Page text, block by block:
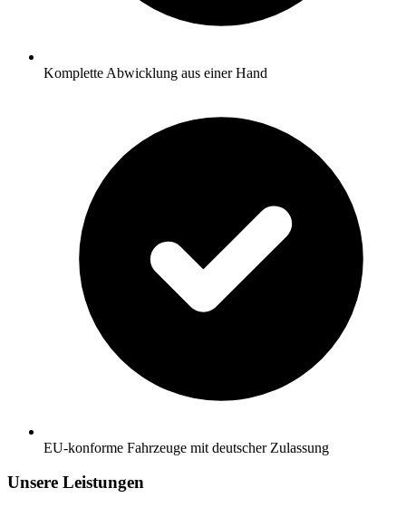
Komplette Abwicklung aus einer Hand
EU-konforme Fahrzeuge mit deutscher Zulassung
Unsere Leistungen